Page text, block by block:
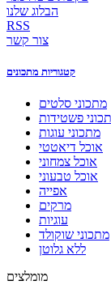
הבלוג שלנו
RSS
צור קשר
קטגוריות מתכונים
מתכוני סלטים
פשטידות
מתכוני עוגות
אוכל דיאטטי
אוכל צמחוני
אוכל טבעוני
אפייה
מרקים
עוגיות
מתכוני שוקולד
ללא גלוטן
מומלצים